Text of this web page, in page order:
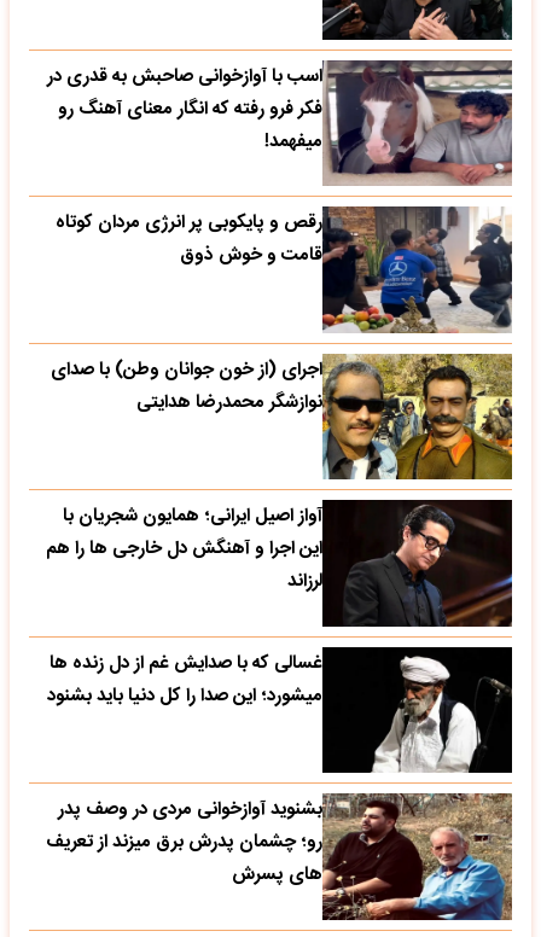
اسب با آوازخوانی صاحبش به قدری در
فکر فرو رفته که انگار معنای آهنگ رو
میفهمد!
رقص و پایکوبی پر انرژی مردان کوتاه
قامت و خوش ذوق
اجرای (از خون جوانان وطن) با صدای
نوازشگر محمدرضا هدایتی
آواز اصیل ایرانی؛ همایون شجریان با
این اجرا و آهنگش دل خارجی ها را هم
لرزاند
غسالی که با صدایش غم از دل زنده ها
میشورد؛ این صدا را کل دنیا باید بشنود
بشنوید آوازخوانی مردی در وصف پدر
رو؛ چشمان پدرش برق میزند از تعریف
های پسرش